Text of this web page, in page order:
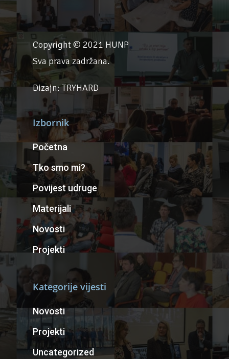
Copyright © 2021 HUNP
Sva prava zadržana.
Dizajn:TRYHARD
Izbornik
Početna
Tko smo mi?
Povijest udruge
Materijali
Novosti
Projekti
Kategorije vijesti
Novosti
Projekti
Uncategorized